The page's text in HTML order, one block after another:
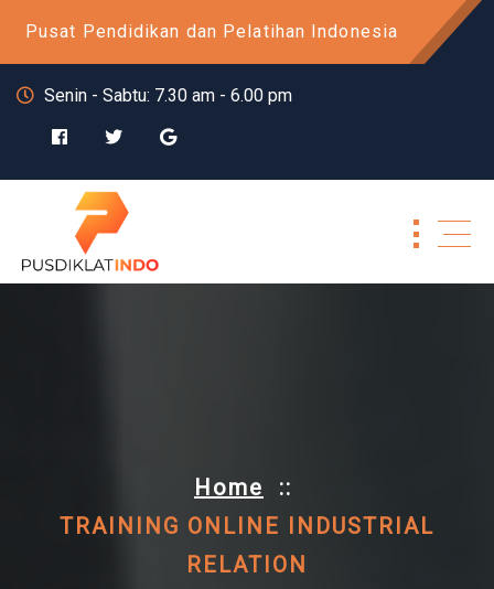
Pusat Pendidikan dan Pelatihan Indonesia
Senin - Sabtu: 7.30 am - 6.00 pm
Home ::
TRAINING ONLINE INDUSTRIAL
RELATION